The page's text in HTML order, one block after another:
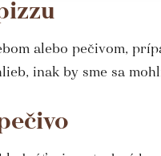
alebo pečivom,
inak by sme sa